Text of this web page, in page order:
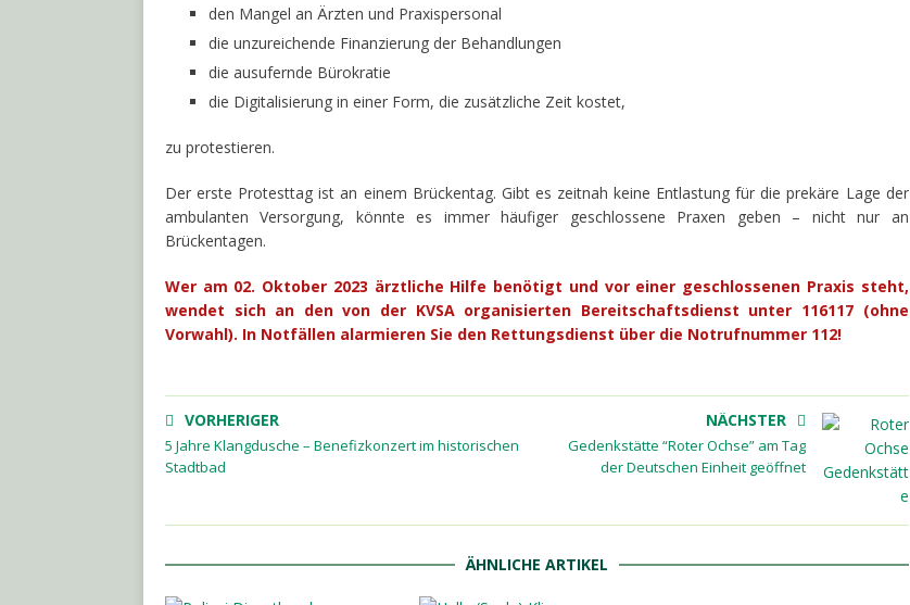
den Mangel an Ärzten und Praxispersonal
die unzureichende Finanzierung der Behandlungen
die ausufernde Bürokratie
die Digitalisierung in einer Form, die zusätzliche Zeit kostet,
zu protestieren.
Der erste Protesttag ist an einem Brückentag. Gibt es zeitnah keine Entlastung für die prekäre Lage der
ambulanten Versorgung, könnte es immer häufiger geschlossene Praxen geben – nicht nur an
Brückentagen.
Wer am 02. Oktober 2023 ärztliche Hilfe benötigt und vor einer geschlossenen Praxis steht,
wendet sich an den von der KVSA organisierten Bereitschaftsdienst unter 116117 (ohne
Vorwahl). In Notfällen alarmieren Sie den Rettungsdienst über die Notrufnummer 112!
VORHERIGER
5 Jahre Klangdusche – Benefizkonzert im historischen
Stadtbad
NÄCHSTER
Gedenkstätte “Roter Ochse” am Tag
der Deutschen Einheit geöffnet
ÄHNLICHE ARTIKEL